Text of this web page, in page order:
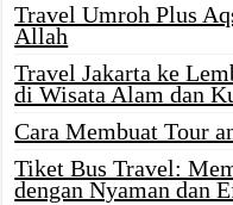
Travel Umroh Plus
Allah
Travel Jakarta ke
di Wisata Alam dan
Cara Membuat Tour
Tiket Bus Travel:
dengan Nyaman dan